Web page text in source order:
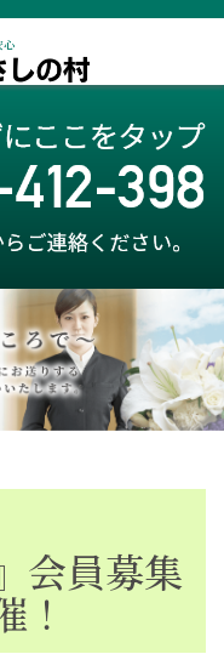
会員募集
！